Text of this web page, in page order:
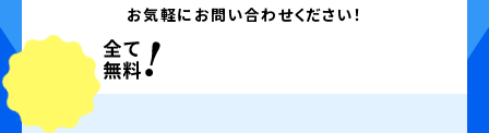
お気軽にお問い合わせください！